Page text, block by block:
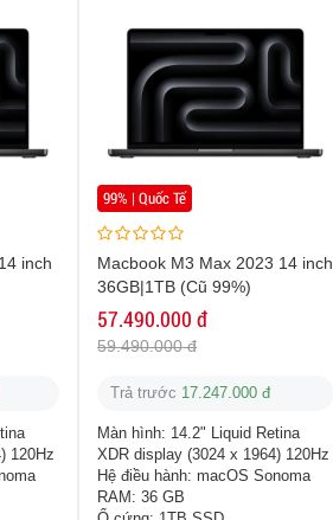
inch
120Hz
99% | Quốc Tế
Macbook M3 Max 2023 14 inch
36GB|1TB (Cũ 99%)
57.490.000 đ
59.490.000 đ
Trả trước 17.247.000 đ
Màn hình: 14.2" Liquid Retina
XDR display (3024 x 1964) 120Hz
Hệ điều hành: macOS Sonoma
RAM: 36 GB